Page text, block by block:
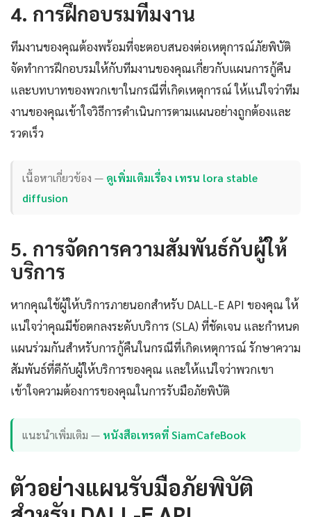
4. การฝึกอบรมทีมงาน
ทีมงานของคุณต้องพร้อมที่จะตอบสนองต่อเหตุการณ์ภัยพิบัติ
จัดทำการฝึกอบรมให้กับทีมงานของคุณเกี่ยวกับแผนการกู้คืน
และบทบาทของพวกเขาในกรณีที่เกิดเหตุการณ์ ให้แน่ใจว่าทีม
งานของคุณเข้าใจวิธีการดำเนินการตามแผนอย่างถูกต้องและ
รวดเร็ว
เนื้อหาเกี่ยวข้อง — ดูเพิ่มเติมเรื่อง เทรน lora stable
diffusion
5. การจัดการความสัมพันธ์กับผู้ให้
บริการ
หากคุณใช้ผู้ให้บริการภายนอกสำหรับ DALL-E API ของคุณ ให้
แน่ใจว่าคุณมีข้อตกลงระดับบริการ (SLA) ที่ชัดเจน และกำหนด
แผนร่วมกันสำหรับการกู้คืนในกรณีที่เกิดเหตุการณ์ รักษาความ
สัมพันธ์ที่ดีกับผู้ให้บริการของคุณ และให้แน่ใจว่าพวกเขา
เข้าใจความต้องการของคุณในการรับมือภัยพิบัติ
แนะนำเพิ่มเติม — หนังสือเทรดที่ SiamCafeBook
ตัวอย่างแผนรับมือภัยพิบัติ